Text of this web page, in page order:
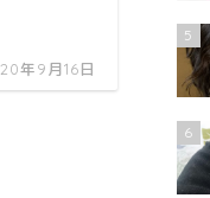
年9月16日
5
6